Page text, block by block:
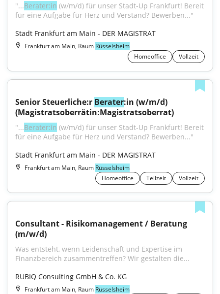
"...Berater:in (w/m/d) für unser Stadt-Up Frankfurt! Bereit
für eine Aufgabe für Herz und Verstand? Bewerben..."
Stadt Frankfurt am Main - DER MAGISTRAT
Frankfurt am Main, Raum Rüsselsheim
Homeoffice
Vollzeit
Senior Steuerliche:r Berater:in (w/m/d)
(Magistratsoberrätin:Magistratsoberrat)
"...Berater:in (w/m/d) für unser Stadt-Up Frankfurt! Bereit
für eine Aufgabe für Herz und Verstand? Bewerben..."
Stadt Frankfurt am Main - DER MAGISTRAT
Frankfurt am Main, Raum Rüsselsheim
Homeoffice
Teilzeit Vollzeit
Consultant - Risikomanagement / Beratung
(m/w/d)
Was entsteht, wenn Leidenschaft und Expertise im
Finanzbereich zusammentreffen? Wir gestalten die...
RUBIQ Consulting GmbH & Co. KG
Frankfurt am Main, Raum Rüsselsheim